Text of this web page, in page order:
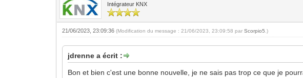
Intégrateur KNX
21/06/2023, 23:09:36(Modification du message : 21/06/2023, 23:09:58 parScorpio5 .)
jdrenne a écrit :
Bon et bien c'est une bonne nouvelle, je ne sais pas trop ce que je